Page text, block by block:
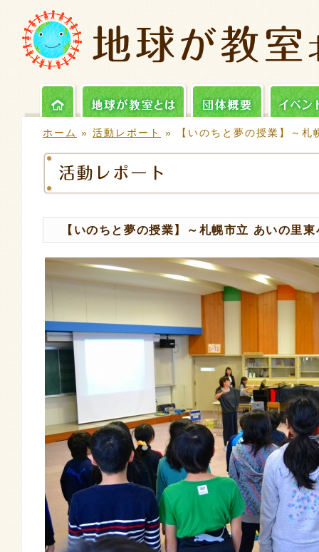
ホーム » 活動レポート » 【いのちと夢の授業】～
【いのちと夢の授業】～札幌市立 あいの里